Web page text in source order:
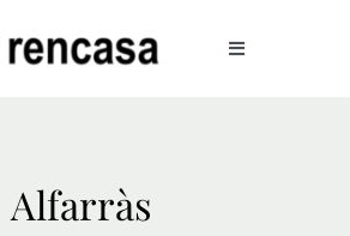
Toggle
Alfarràs